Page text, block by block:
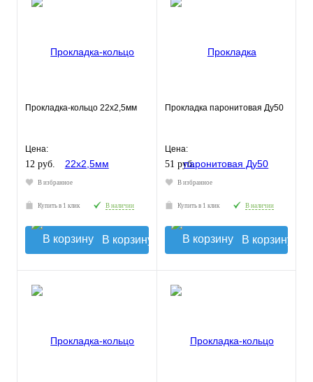
Прокладка-кольцо 22х2,5мм
Цена:
12 руб.
В избранное
Купить в 1 клик В наличии
В корзину
Прокладка паронитовая Ду50
Цена:
51 руб.
В избранное
Купить в 1 клик В наличии
В корзину